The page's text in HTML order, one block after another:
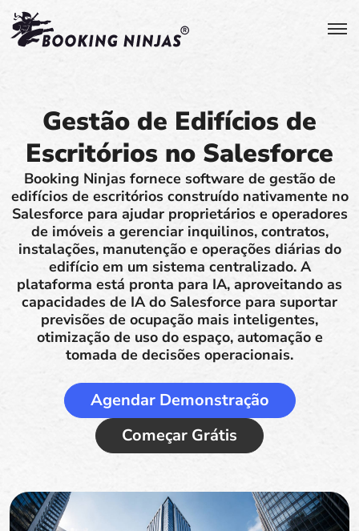
Gestão de Edifícios de
Escritórios no Salesforce
Booking Ninjas fornece software de gestão de
edifícios de escritórios construído nativamente no
Salesforce para ajudar proprietários e operadores
de imóveis a gerenciar inquilinos, contratos,
instalações, manutenção e operações diárias do
edifício em um sistema centralizado. A
plataforma está pronta para IA, aproveitando as
capacidades de IA do Salesforce para suportar
previsões de ocupação mais inteligentes,
otimização de uso do espaço, automação e
tomada de decisões operacionais.
Agendar Demonstração
Começar Grátis